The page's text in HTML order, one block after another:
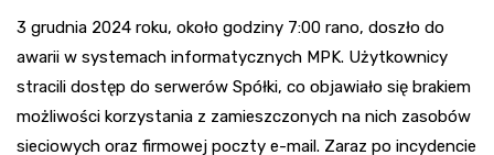
3 grudnia 2024 roku, około godziny 7:00 rano, doszło do
awarii w systemach informatycznych MPK. Użytkownicy
stracili dostęp do serwerów Spółki, co objawiało się brakiem
możliwości korzystania z zamieszczonych na nich zasobów
sieciowych oraz firmowej poczty e-mail. Zaraz po incydencie